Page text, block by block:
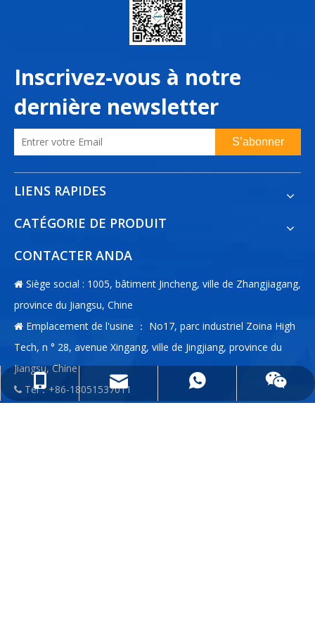
Inscrivez-vous à notre
dernière newsletter
S’abonner
LIENS RAPIDES
CATÉGORIE DE PRODUIT
CONTACTER ANDA
 Siège social : 1005, bâtiment Jincheng, ville de Zhangjiagang,
province du Jiangsu, Chine
 Emplacement de l'usine ： No17, parc industriel Zoina High
Tech, n ° 28, avenue Xingang, ville de Jingjiang, province du
Jiangsu, Chine
 Tél：+86-18051537011+86-18051537011
info@anda-china.com
+86-18051537011